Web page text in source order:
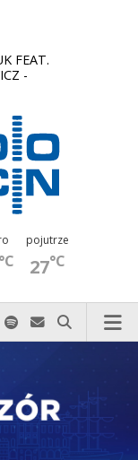
FEAT.
-
°C
pojutrze
27°C
nas zadzwoń
Facebook-u
na Xnas na Instagram-ie
Odwiedź nas na TikTok-u
Szukaj nas na Spotify
Wyślij do nas
Szukaj